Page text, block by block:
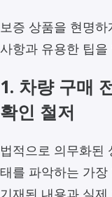
보증 상품을 현명
사항과 유용한 팁
1. 차량 구매
확인 철저
법적으로 의무화된
태를 파악하는 가
기재된 내용과 실